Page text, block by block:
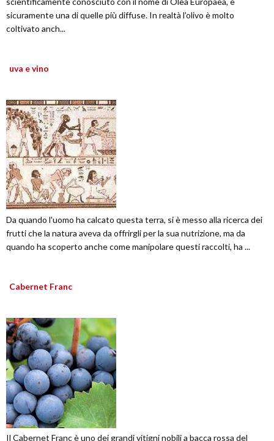
sicuramente una di quelle più diffuse. In realtà l’olivo è molto
coltivato anch...
uva e vino
Da quando l'uomo ha calcato questa terra, si è messo alla ricerca dei
frutti che la natura aveva da offrirgli per la sua nutrizione, ma da
quando ha scoperto anche come manipolare questi raccolti, ha ...
Cabernet Franc
Il Cabernet Franc è uno dei grandi vitigni nobili a bacca rossa del